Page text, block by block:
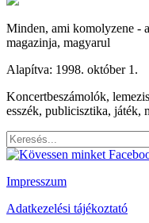
Minden, ami komolyzene -
magazinja, magyarul
Alapítva: 1998. október 1.
Koncertbeszámolók,
esszék, publicisztika, játék,
Impresszum
Adatkezelési tájékoztató